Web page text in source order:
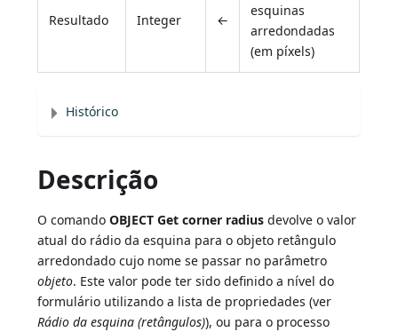
Resultado Integer ←
esquinas
arredondadas
(em píxels)
Histórico
Descrição
O comandoOBJECT Get corner radius devolve o valor
atual do rádio da esquina para o objeto retângulo
arredondado cujo nome se passar no parâmetro
objeto. Este valor pode ter sido definido a nível do
formulário utilizando a lista de propriedades (ver
Rádio da esquina (retângulos)), ou para o processo